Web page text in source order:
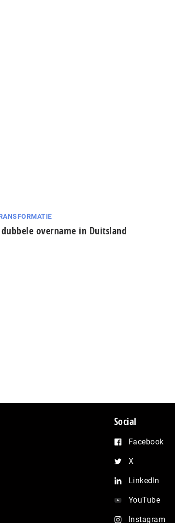
overname in Duitsland
Social
Facebook
X
LinkedIn
YouTube
Instagram